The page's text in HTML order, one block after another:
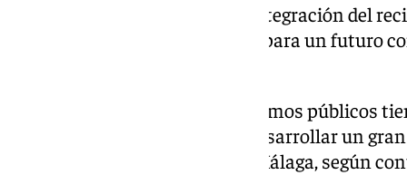
El proyecto avanza en la integración del
urbano y liberará terrenos para un futuro
La reubicación de estos organismos públicos
zona de Muelle Heredia para desarrollar un
comercios en pleno centro de Málaga, según